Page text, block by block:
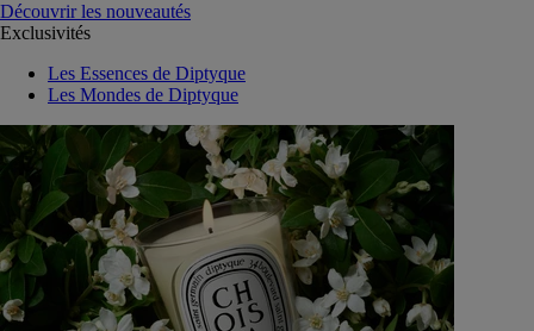
Découvrir les nouveautés
Exclusivités
Les Essences de Diptyque
Les Mondes de Diptyque